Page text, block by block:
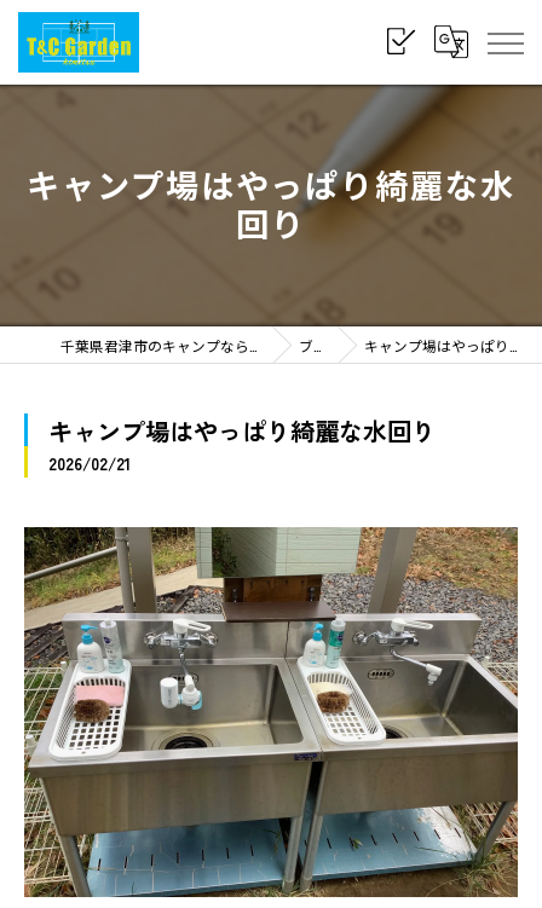
キャンプ場はやっぱり綺麗な水
回り
ブログ キャンプ場はやっぱり綺麗な水回り
キャンプ場はやっぱり綺麗な水回り
2026/02/21